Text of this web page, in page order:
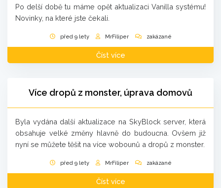
Po delší době tu máme opět aktualizaci Vanilla systému!
Novinky, na které jste čekali.
před 9 lety MrFiliper zakázané
Číst více
Více dropů z monster, úprava domovů
Byla vydána další aktualizace na SkyBlock server, která
obsahuje velké změny hlavně do budoucna. Ovšem již
nyní se můžete těšit na více wobounů a dropů z monster.
před 9 lety MrFiliper zakázané
Číst více